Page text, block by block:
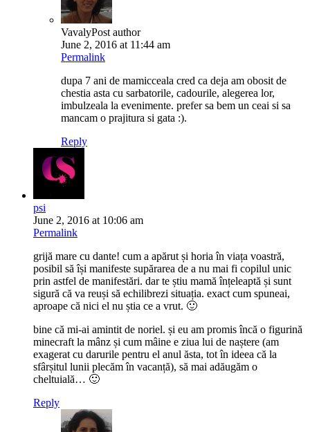
VavalyPost author
June 2, 2016 at 11:44 am
Permalink
dupa 7 ani de mamicceala cred ca deja am obosit de
chestia asta cu sarbatorile, cadourile, alegerea lor,
imbulzeala la evenimente. prefer sa bem un ceai si sa
mancam o prajitura si gata :).
Reply
psi
June 2, 2016 at 10:06 am
Permalink
grijă mare cu dante! cum a apărut și horia în viața voastră,
posibil să își manifeste supărarea de a nu mai fi copilul unic
prin astfel de manifestări. dar te știu mamă înțeleaptă și sunt
sigură că va reuși să echilibrezi situația. exact cum spuneai,
aproape că nici el nu știa ce a vrut. 🙂
bine că mi-ai amintit de noriel. și eu am promis încă o figurină
minecraft la mânz și cum mâine e ziua lui de naștere (am
exagerat cu darurile pentru el anul ăsta, tot în ideea că la
sfârșitul lunii plecăm în vacanță), să mai adăugăm o
cheltuială… 🙂
Reply